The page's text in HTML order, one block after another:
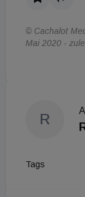
© Cachalot
Mai 2020 -
R
Tags